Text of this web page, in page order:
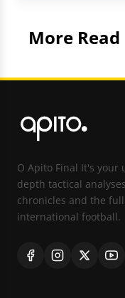
More Read
O Apito Final It's
depth tactical
chronicles and the
international football.